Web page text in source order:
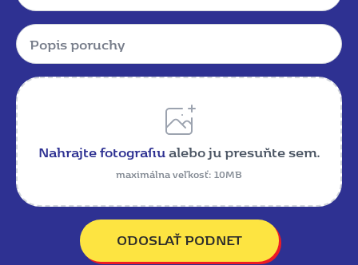
Popis
poruchy
*
Name
Nahrajte fotografiualebo ju presuňte sem.
maximálna veľkosť: 10MB
ODOSLAŤ PODNET